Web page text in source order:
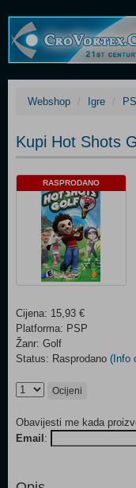
Webshop Igre
Kupi Hot Shots
RASPRODANO
Cijena: 15,93 €
Platforma: PSP
Žanr: Golf
Status: Rasprodano (Info
Ocijeni
Obavijesti me kada
Email :